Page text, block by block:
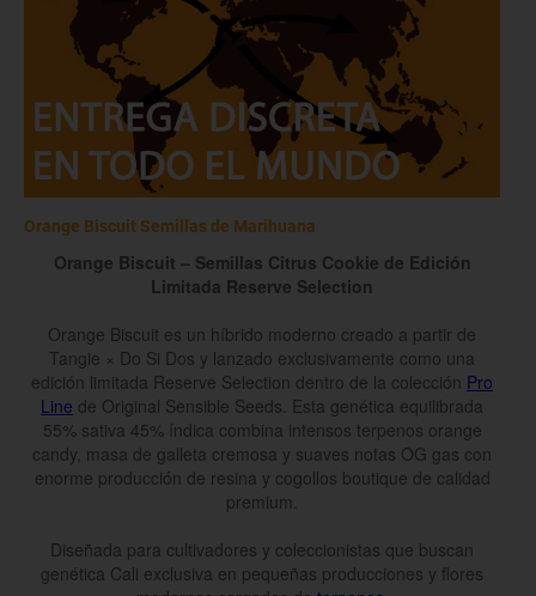
Orange Biscuit Semillas de Marihuana
Orange Biscuit – Semillas Citrus Cookie de Edición
Limitada Reserve Selection
Orange Biscuit es un híbrido moderno creado a partir de
Tangie × Do Si Dos y lanzado exclusivamente como una
edición limitada Reserve Selection dentro de la colección Pro
Line de Original Sensible Seeds. Esta genética equilibrada
55% sativa 45% índica combina intensos terpenos orange
candy, masa de galleta cremosa y suaves notas OG gas con
enorme producción de resina y cogollos boutique de calidad
premium.
Diseñada para cultivadores y coleccionistas que buscan
genética Cali exclusiva en pequeñas producciones y flores